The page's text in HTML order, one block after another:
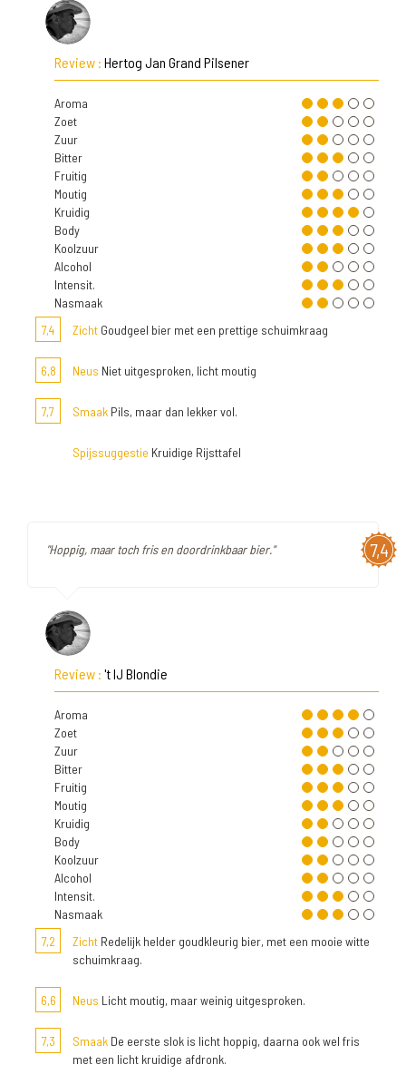
Review : Hertog Jan Grand Pilsener
Aroma
Zoet
Zuur
Bitter
Fruitig
Moutig
Kruidig
Body
Koolzuur
Alcohol
Intensit.
Nasmaak
7,4
Zicht Goudgeel bier met een prettige schuimkraag
6,8 Neus Niet uitgesproken, licht moutig
7,7 Smaak Pils, maar dan lekker vol.
Spijssuggestie Kruidige Rijsttafel
7,4
"Hoppig, maar toch fris en doordrinkbaar bier."
Review : 't IJ Blondie
Aroma
Zoet
Zuur
Bitter
Fruitig
Moutig
Kruidig
Body
Koolzuur
Alcohol
Intensit.
Nasmaak
7,2
Zicht Redelijk helder goudkleurig bier, met een mooie witte
schuimkraag.
6,6 Neus Licht moutig, maar weinig uitgesproken.
7,3 Smaak De eerste slok is licht hoppig, daarna ook wel fris
met een licht kruidige afdronk.